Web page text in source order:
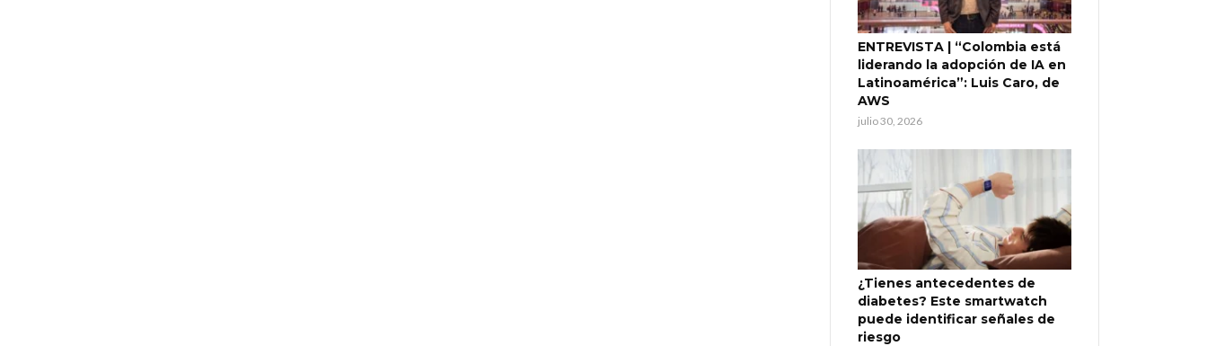
ENTREVISTA | “Colombia está
liderando la adopción de IA en
Latinoamérica”: Luis Caro, de
AWS
julio 30, 2026
¿Tienes antecedentes de
diabetes? Este smartwatch
puede identificar señales de
riesgo